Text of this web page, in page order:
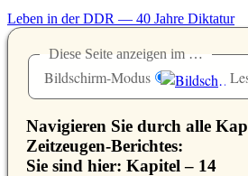
Leben in der DDR — 40 Jahre Diktatur
Diese Seite anzeigen im …
Bildschirm-Modus
Navigieren Sie durch alle
Zeitzeugen-Berichtes:
Sie sind hier: Kapitel – 14